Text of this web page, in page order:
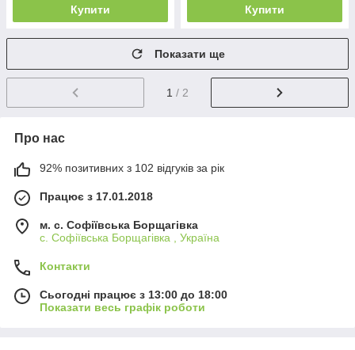
Купити Купити
Показати ще
1 / 2
Про нас
92% позитивних з 102 відгуків за рік
Працює з 17.01.2018
м. c. Софіївська Борщагівка
c. Софіївська Борщагівка , Україна
Контакти
Сьогодні працює з 13:00 до 18:00
Показати весь графік роботи